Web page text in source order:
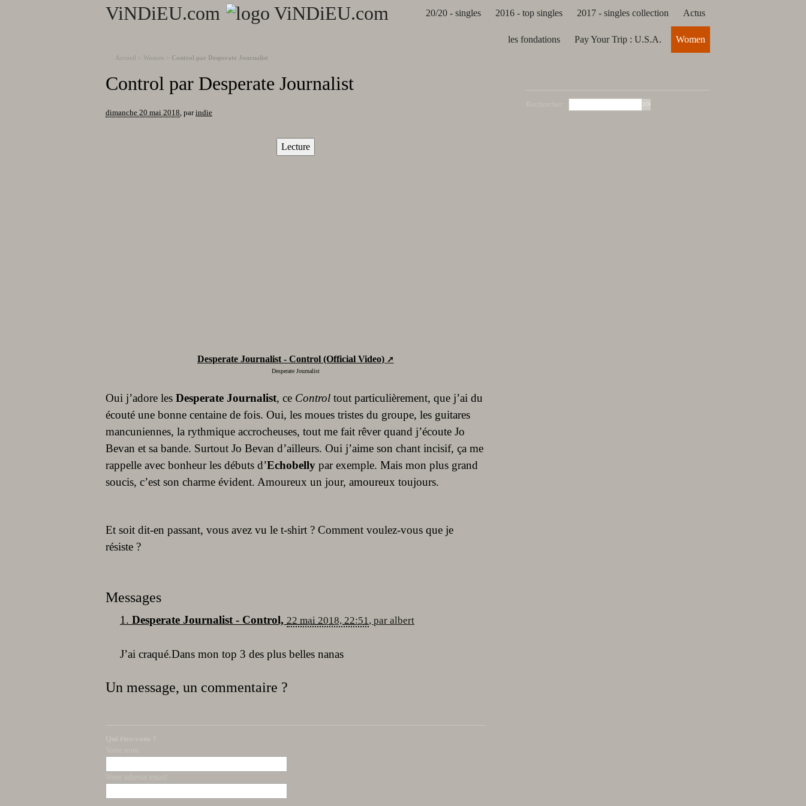
ViNDiEU.com 20/20 - singles 2016 - top singles 2017 - singles collection Actus
les fondations Pay Your Trip : U.S.A. Women
Accueil Women Control par Desperate Journalist
Control par Desperate Journalist
dimanche 20 mai 2018, parindie
Lecture
Desperate Journalist - Control (Official Video)
Desperate Journalist
Oui j’adore les Desperate Journalist, ce Control tout particulièrement, que j’ai du
écouté une bonne centaine de fois. Oui, les moues tristes du groupe, les guitares
mancuniennes, la rythmique accrocheuses, tout me fait rêver quand j’écoute Jo
Bevan et sa bande. Surtout Jo Bevan d’ailleurs. Oui j’aime son chant incisif, ça me
rappelle avec bonheur les débuts d’Echobelly par exemple. Mais mon plus grand
soucis, c’est son charme évident. Amoureux un jour, amoureux toujours.
Et soit dit-en passant, vous avez vu le t-shirt ? Comment voulez-vous que je
résiste ?
Messages
1. Desperate Journalist - Control, 22 mai 2018, 22:51, par albert
J’ai craqué.Dans mon top 3 des plus belles nanas
Un message, un commentaire ?